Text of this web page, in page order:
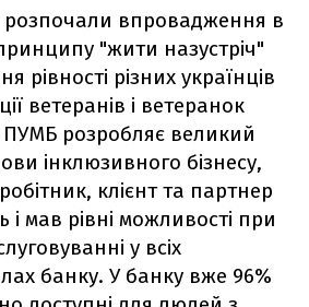
розпочали впровадження в
"жити назустріч"
рівності різних українців
ветеранів і ветеранок
розробляє великий
інклюзивного бізнесу,
клієнт та партнер
і мав рівні можливості при
у всіх
банку. У банку вже 96%